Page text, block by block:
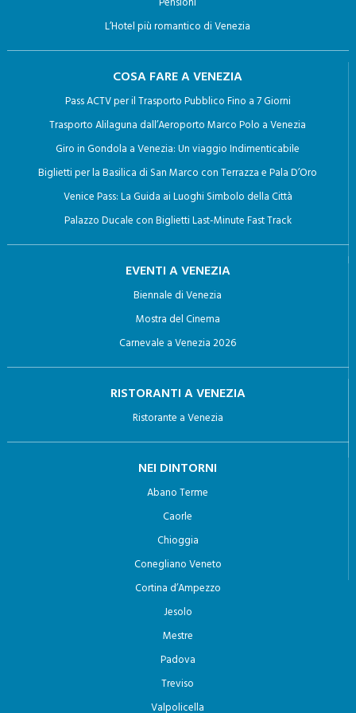
stati comunicati o diffusi, eccettuato il caso in cui tale
adempimento si rivela impossibile o comporta un
4. L’interessato ha diritto di opporsi, in tutto o in parte:
a) per motivi legittimi al trattamento dei dati personali che
lo riguardano, ancorché pertinenti allo scopo della
b) al trattamento di dati personali che lo riguardano a fini
di invio di materiale pubblicitario o di vendita diretta o per
il compimento di ricerche di mercato o di comunicazione
L’Hotel più romantico di Venezia
COSA FARE A VENEZIA
Pass ACTV per il Trasporto Pubblico Fino a 7 Giorni
Trasporto Alilaguna dall’Aeroporto Marco Polo a Venezia
Giro in Gondola a Venezia: Un viaggio Indimenticabile
Biglietti per la Basilica di San Marco con Terrazza e Pala D’Oro
Venice Pass: La Guida ai Luoghi Simbolo della Città
Palazzo Ducale con Biglietti Last-Minute Fast Track
EVENTI A VENEZIA
Biennale di Venezia
Mostra del Cinema
Carnevale a Venezia 2026
RISTORANTI A VENEZIA
Ristorante a Venezia
NEI DINTORNI
Abano Terme
Caorle
Chioggia
Conegliano Veneto
Cortina d’Ampezzo
Jesolo
Mestre
Padova
Treviso
Valpolicella